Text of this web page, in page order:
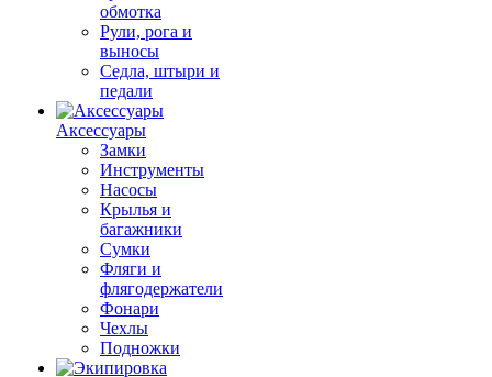
обмотка
Рули, рога и
выносы
Седла, штыри и
педали
Аксессуары
Замки
Инструменты
Насосы
Крылья и
багажники
Сумки
Фляги и
флягодержатели
Фонари
Чехлы
Подножки